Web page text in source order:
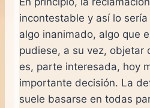
incontestable y así lo
algo inanimado, algo que
pudiese, a su vez, objetar
es, parte interesada, hoy
importante decisión. La
suele basarse en todas